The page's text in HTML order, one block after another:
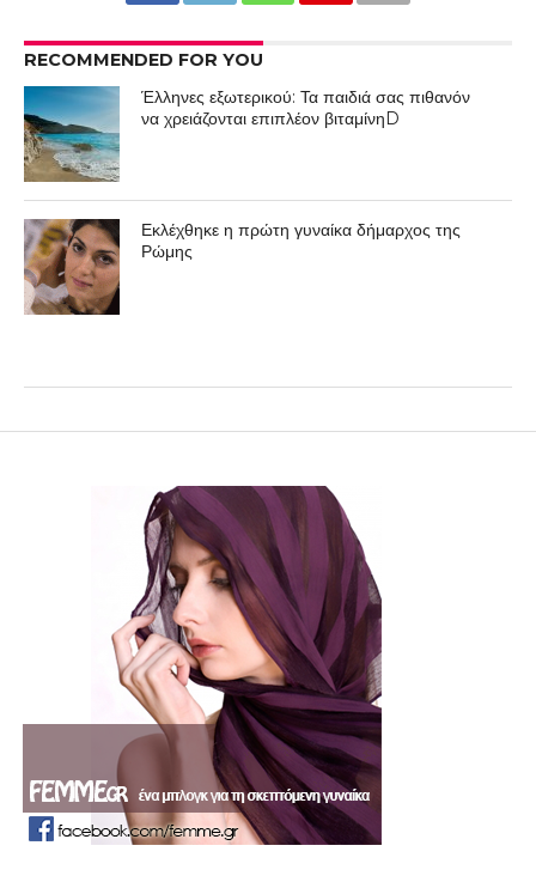
RECOMMENDED FOR YOU
Έλληνες εξωτερικού: Τα παιδιά σας πιθανόν
να χρειάζονται επιπλέον βιταμίνηD
Εκλέχθηκε η πρώτη γυναίκα δήμαρχος της
Ρώμης